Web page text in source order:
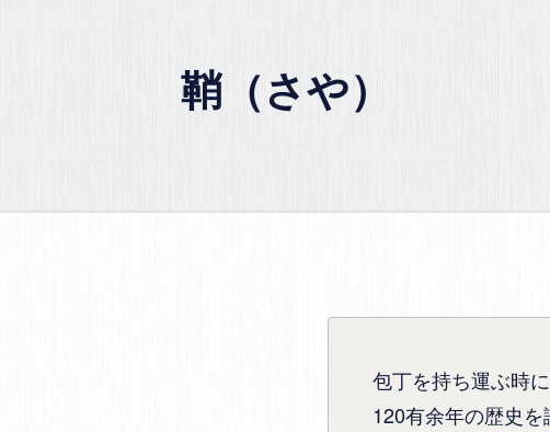
鞘（さや）
包丁を持ち運ぶ時
120有余年の歴史